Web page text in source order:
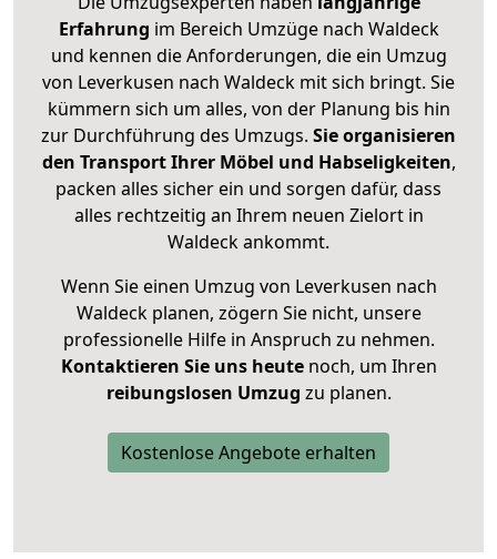
Erfahrung im Bereich Umzüge nach Waldeck
und kennen die Anforderungen, die ein Umzug
von Leverkusen nach Waldeck mit sich bringt. Sie
kümmern sich um alles, von der Planung bis hin
zur Durchführung des Umzugs. Sie organisieren
den Transport Ihrer Möbel und Habseligkeiten,
packen alles sicher ein und sorgen dafür, dass
alles rechtzeitig an Ihrem neuen Zielort in
Waldeck ankommt.
Wenn Sie einen Umzug von Leverkusen nach
Waldeck planen, zögern Sie nicht, unsere
professionelle Hilfe in Anspruch zu nehmen.
Kontaktieren Sie uns heutenoch, um Ihren
reibungslosen Umzug zu planen.
Kostenlose Angebote erhalten